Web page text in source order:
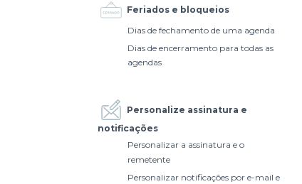
Feriados e bloqueios
Dias de fechamento de uma agenda
Dias de encerramento para todas as
agendas
Personalize assinatura e
notificações
Personalizar a assinatura e o
remetente
Personalizar notificações por e-mail e